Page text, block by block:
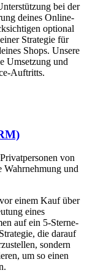
bei der
deines Online-
optional
Strategie für
Shops. Unsere
Umsetzung und
Auftritts.
von
Wahrnehmung und
einem Kauf über
eines
auf ein 5-Sterne-
die darauf
sondern
um so einen